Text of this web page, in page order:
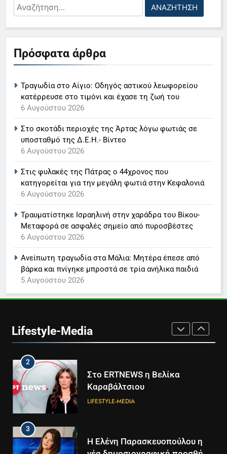
Αναζήτηση
για:
Πρόσφατα άρθρα
Τραγωδία στο Αίγιο: Οδηγός αστικού λεωφορείου
κατέρρευσε στο τιμόνι και έχασε τη ζωή του
6 Αυγούστου 2026
Στο σκοτάδι περιοχές της Άρτας λόγω φωτιάς σε
υποσταθμό της Δ.Ε.Η.- Βίντεο
6 Αυγούστου 2026
Στις φυλακές της Πάτρας ο 44χρονος που
κατηγορείται για την μεγάλη φωτιά στην Κεφαλονιά
6 Αυγούστου 2026
Τραυματίστηκε Ισραηλινή στην χαράδρα του Βίκου-
Μεταφορά σε ασφαλές σημείο από πυροσβέστες
6 Αυγούστου 2026
Ανείπωτη τραγωδία στα Μάλια: Μητέρα έπεσε από
βάρκα και πνίγηκε μπροστά σε τρία ανήλικα παιδιά
5 Αυγούστου 2026
Lifestyle-Media
5
«τιμόνι» του κεντρικού δελτίου
ειδήσεων της ΕΡΤ
LIFESTYLE-MEDIA
6
LIFESTYLE-MEDIA
Τέλος από τον ΑΝΤ1 ο
Παναγιώτης Στάθης
8
Times μαζί σε μια νέα
συνδρομητική πρόταση
LIFESTYLE-MEDIA
1
LIFESTYLE-MEDIA
2
Στο ERTNEWS η Βελίκα
Καραβάλτσιου
LIFESTYLE-MEDIA
3
Η Ελένη Παρασκευοπούλου η